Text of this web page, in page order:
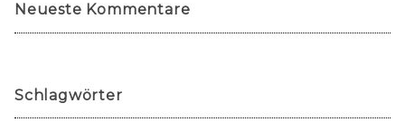
Neueste Kommentare
Schlagwörter